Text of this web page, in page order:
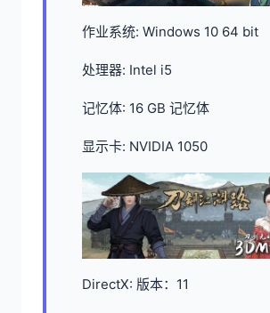
作业系统: Windows 10 64 bit
处理器: Intel i5
记忆体: 16 GB 记忆体
显示卡: NVIDIA 1050
DirectX: 版本：11